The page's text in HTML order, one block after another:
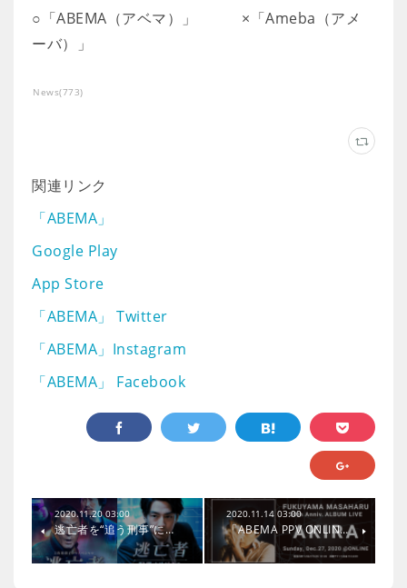
○「ABEMA（アベマ）」 ×「Ameba（アメ
ーバ）」
News(773)
関連リンク
「ABEMA」
Google Play
App Store
「ABEMA」 Twitter
「ABEMA」Instagram
「ABEMA」 Facebook
2020.11.20 03:00
逃亡者を“追う刑事”に…
2020.11.14 03:00
「ABEMA PPV ONLIN…